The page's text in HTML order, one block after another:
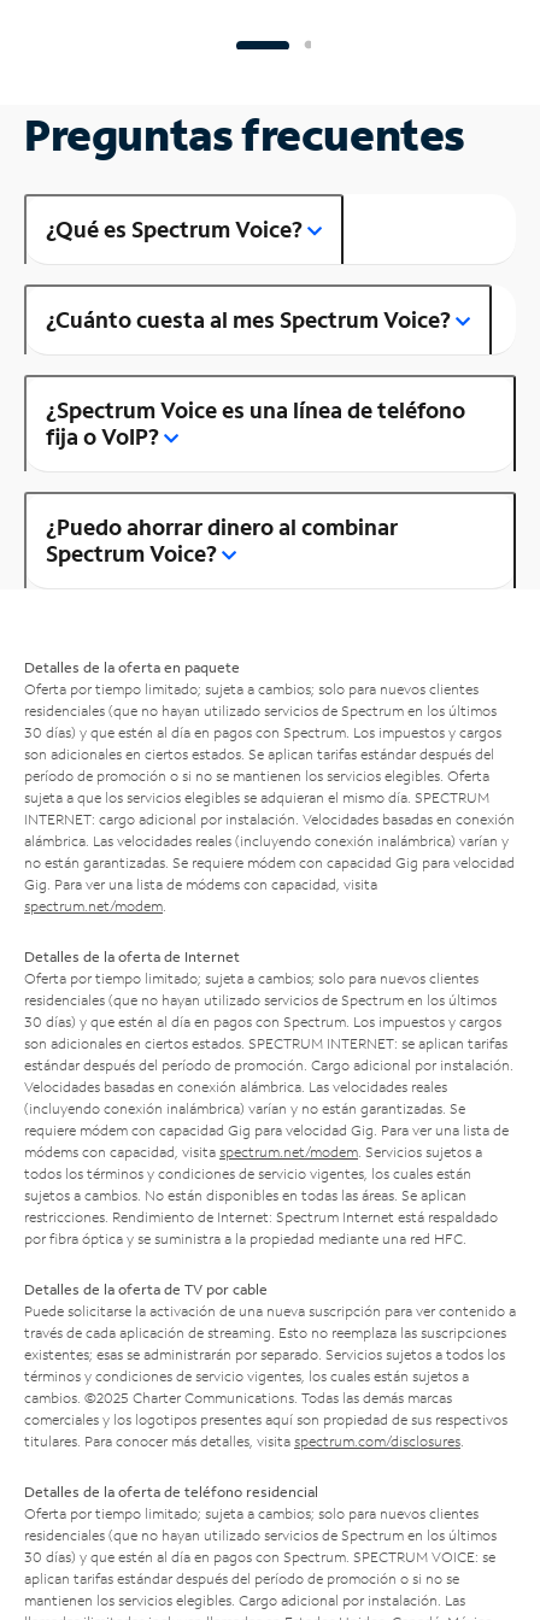
Preguntas frecuentes
¿Qué es Spectrum Voice?
¿Cuánto cuesta al mes Spectrum Voice?
¿Spectrum Voice es una línea de teléfono
fija o VoIP?
¿Puedo ahorrar dinero al combinar
Spectrum Voice?
Detalles de la oferta en paquete
Oferta por tiempo limitado; sujeta a cambios; solo para nuevos clientes
residenciales (que no hayan utilizado servicios de Spectrum en los últimos
30 días) y que estén al día en pagos con Spectrum. Los impuestos y cargos
son adicionales en ciertos estados. Se aplican tarifas estándar después del
período de promoción o si no se mantienen los servicios elegibles. Oferta
sujeta a que los servicios elegibles se adquieran el mismo día. SPECTRUM
INTERNET: cargo adicional por instalación. Velocidades basadas en conexión
alámbrica. Las velocidades reales (incluyendo conexión inalámbrica) varían y
no están garantizadas. Se requiere módem con capacidad Gig para velocidad
Gig. Para ver una lista de módems con capacidad, visita
spectrum.net/modem
Detalles de la oferta de Internet
Oferta por tiempo limitado; sujeta a cambios; solo para nuevos clientes
residenciales (que no hayan utilizado servicios de Spectrum en los últimos
30 días) y que estén al día en pagos con Spectrum. Los impuestos y cargos
son adicionales en ciertos estados. SPECTRUM INTERNET: se aplican tarifas
estándar después del período de promoción. Cargo adicional por instalación.
Velocidades basadas en conexión alámbrica. Las velocidades reales
(incluyendo conexión inalámbrica) varían y no están garantizadas. Se
requiere módem con capacidad Gig para velocidad Gig. Para ver una lista de
módems con capacidad, visita spectrum.net/modem . Servicios sujetos a
todos los términos y condiciones de servicio vigentes, los cuales están
sujetos a cambios. No están disponibles en todas las áreas. Se aplican
restricciones. Rendimiento de Internet: Spectrum Internet está respaldado
por fibra óptica y se suministra a la propiedad mediante una red HFC.
Detalles de la oferta de TV por cable
Puede solicitarse la activación de una nueva suscripción para ver contenido a
través de cada aplicación de streaming. Esto no reemplaza las suscripciones
existentes; esas se administrarán por separado. Servicios sujetos a todos los
términos y condiciones de servicio vigentes, los cuales están sujetos a
cambios. ©2025 Charter Communications. Todas las demás marcas
comerciales y los logotipos presentes aquí son propiedad de sus respectivos
titulares. Para conocer más detalles, visita spectrum.com/disclosures
Detalles de la oferta de teléfono residencial
Oferta por tiempo limitado; sujeta a cambios; solo para nuevos clientes
residenciales (que no hayan utilizado servicios de Spectrum en los últimos
30 días) y que estén al día en pagos con Spectrum. SPECTRUM VOICE: se
aplican tarifas estándar después del período de promoción o si no se
mantienen los servicios elegibles. Cargo adicional por instalación. Las